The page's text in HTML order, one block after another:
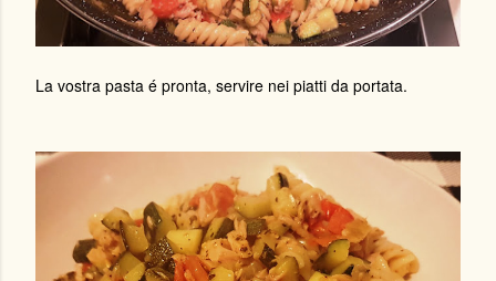
La vostra pasta é pronta, servire nei piatti da portata.